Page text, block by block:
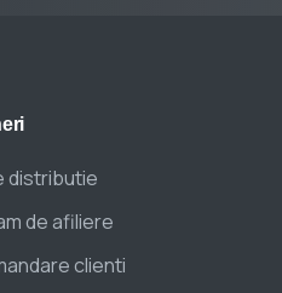
distributie
de afiliere
clienti